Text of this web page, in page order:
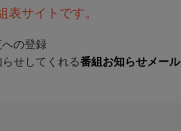
サイトです。
の登録
せしてくれる番組お知らせメール